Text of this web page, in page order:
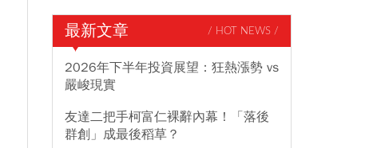
最新文章 / HOT NEWS /
2026年下半年投資展望：狂熱漲勢 vs
嚴峻現實
友達二把手柯富仁裸辭內幕！「落後
群創」成最後稻草？